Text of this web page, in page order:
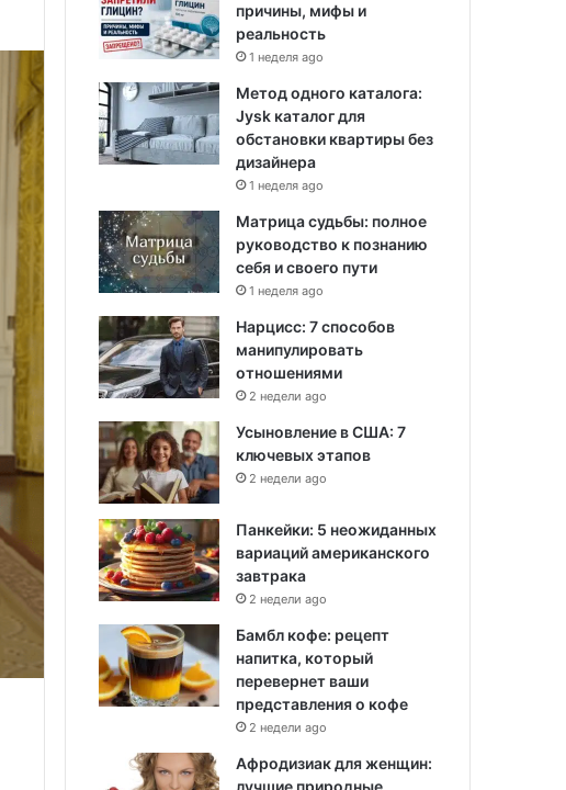
причины, мифы и
реальность
1 неделя ago
Метод одного каталога:
Jysk каталог для
обстановки квартиры без
дизайнера
1 неделя ago
Матрица судьбы: полное
руководство к познанию
себя и своего пути
1 неделя ago
Нарцисс: 7 способов
манипулировать
отношениями
2 недели ago
Усыновление в США: 7
ключевых этапов
2 недели ago
Панкейки: 5 неожиданных
вариаций американского
завтрака
2 недели ago
Бамбл кофе: рецепт
напитка, который
перевернет ваши
представления о кофе
2 недели ago
Афродизиак для женщин:
лучшие природные